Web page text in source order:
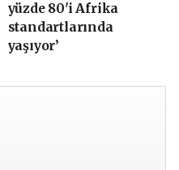
yüzde 80'i Afrika
standartlarında
yaşıyor’